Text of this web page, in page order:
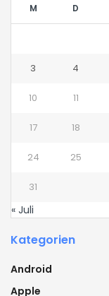
M D
3 4
10 11
17 18
24 25
31
« Juli
Kategorien
Android
Apple